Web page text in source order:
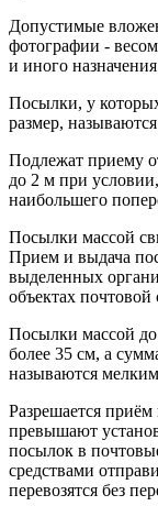
Допустимые
фотографии -
и иного
Посылки, у
размер,
Подлежат приему
до 2 м при
наибольшего
Посылки массой
Прием и выдача
выделенных
объектах почтовой
Посылки массой до
более 35 см, а
называются
Разрешается
превышают
посылок в
средствами
перевозятся без